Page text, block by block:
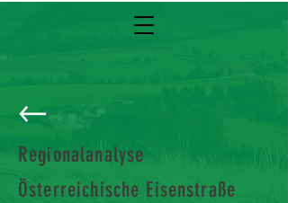
Regionalanalyse
Österreichische Eisenstraße